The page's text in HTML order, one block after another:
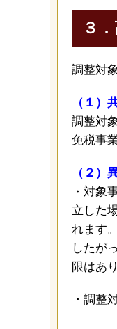
３
調整対
（１）
調整対
免税事
（２）
・対象
立した
れます。
したが
限はあ
・調整